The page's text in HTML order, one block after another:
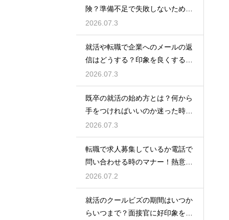
険？準備不足で失敗しないための
最低限の心構え
2026.07.3
就活や転職で企業へのメールの返
信はどうする？印象を良くする正
しいマナーと例文
2026.07.3
既卒の就活の始め方とは？何から
手をつければいいのか迷った時に
やるべきステップ
2026.07.3
転職で求人募集しているか電話で
問い合わせる時のマナー！熱意を
伝えるトーク例
2026.07.2
就活のクールビズの期間はいつか
らいつまで？面接官に好印象を与